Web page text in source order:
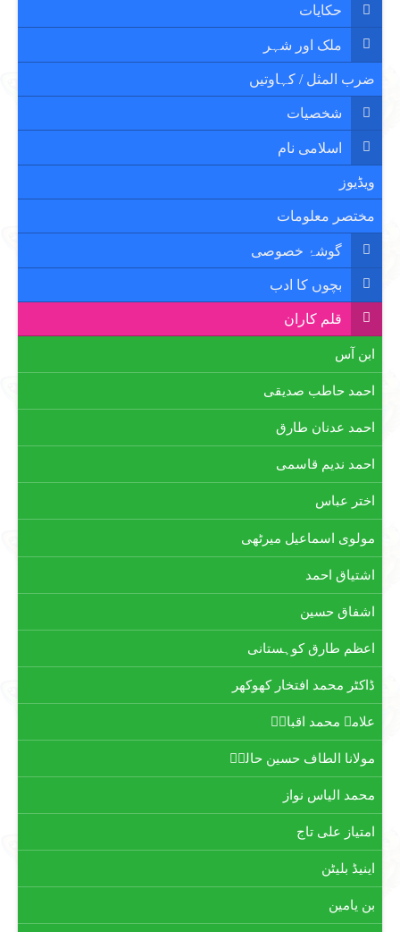
حکایات
ملک اور شہر
ضرب المثل / کہاوتیں
شخصیات
اسلامی نام
ویڈیوز
مختصر معلومات
گوشۂ خصوصی
بچوں کا ادب
قلم کاران
ابن آس
احمد حاطب صدیقی
احمد عدنان طارق
احمد ندیم قاسمی
اختر عباس
مولوی اسماعیل میرٹھی
اشتیاق احمد
اشفاق حسین
اعظم طارق کوہستانی
ڈاکٹر محمد افتخار کھوکھر
علامہ محمد اقبالؒ
مولانا الطاف حسین حالیؔ
محمد الیاس نواز
امتیاز علی تاج
اینیڈ بلیٹن
بن یامین